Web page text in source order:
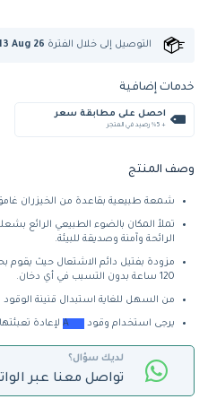
التوصيل إلى خلال الفترة Aug 26
خدمات إضافية
احصل على مطابقة سعر
+ %5 رصيد في المتجر
وصف المنتج
شمعة طبيعية بقاعدة من الخيزران غامق
الرائحة وآمنة وصديقة للبيئة.
120 ساعة بدون التسبب في أي دخان.
من السهل للغاية استبدال قنينة
يرجى استخدام وقود لإعادة تعبئتها
لديك سؤال؟
تواصل معنا عبر